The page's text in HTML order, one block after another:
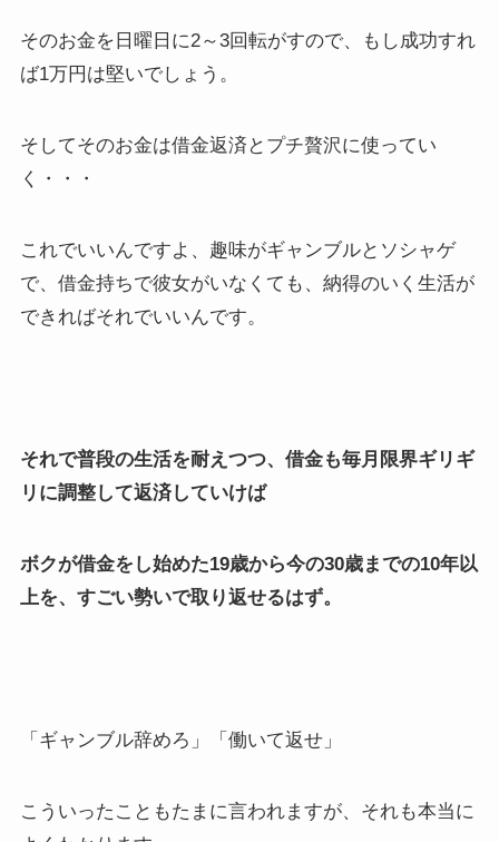
そのお金を日曜日に2～3回転がすので、もし成功すれ
ば1万円は堅いでしょう。
そしてそのお金は借金返済とプチ贅沢に使ってい
く・・・
これでいいんですよ、趣味がギャンブルとソシャゲ
で、借金持ちで彼女がいなくても、納得のいく生活が
できればそれでいいんです。
それで普段の生活を耐えつつ、借金も毎月限界ギリギ
リに調整して返済していけば
ボクが借金をし始めた19歳から今の30歳までの10年以
上を、すごい勢いで取り返せるはず。
「ギャンブル辞めろ」「働いて返せ」
こういったこともたまに言われますが、それも本当に